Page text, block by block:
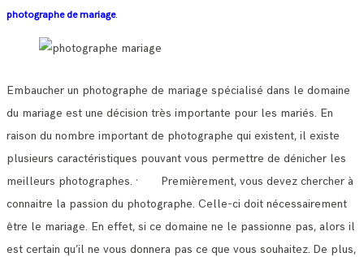
photographe de mariage.
Embaucher un photographe de mariage spécialisé dans le domaine
du mariage est une décision très importante pour les mariés. En
raison du nombre important de photographe qui existent, il existe
plusieurs caractéristiques pouvant vous permettre de dénicher les
meilleurs photographes. · Premièrement, vous devez chercher à
connaitre la passion du photographe. Celle-ci doit nécessairement
être le mariage. En effet, si ce domaine ne le passionne pas, alors il
est certain qu’il ne vous donnera pas ce que vous souhaitez. De plus,